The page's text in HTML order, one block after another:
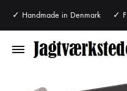
✓ Handmade in Denmark ✓